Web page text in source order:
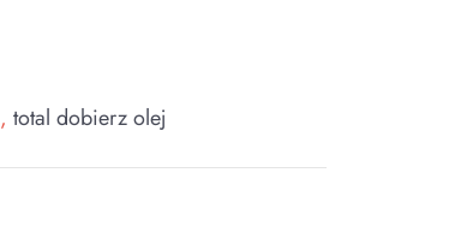
,total dobierz olej